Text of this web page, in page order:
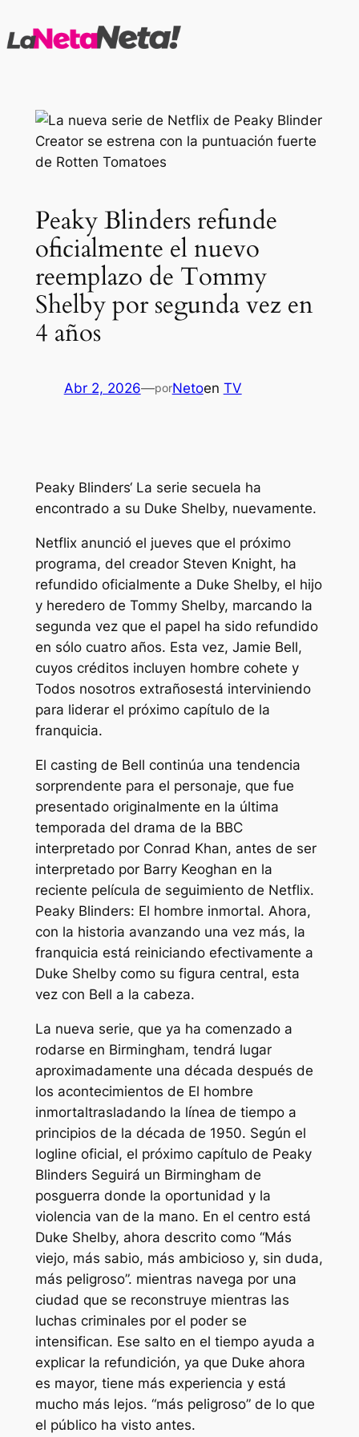
al
Peaky Blinders refunde
oficialmente el nuevo
reemplazo de Tommy
Shelby por segunda vez en
4 años
Abr 2, 2026—porNetoen TV
Peaky Blinders‘ La serie secuela ha
encontrado a su Duke Shelby, nuevamente.
Netflix anunció el jueves que el próximo
programa, del creador Steven Knight, ha
refundido oficialmente a Duke Shelby, el hijo
y heredero de Tommy Shelby, marcando la
segunda vez que el papel ha sido refundido
en sólo cuatro años. Esta vez, Jamie Bell,
cuyos créditos incluyen hombre cohete y
Todos nosotros extrañosestá interviniendo
para liderar el próximo capítulo de la
franquicia.
El casting de Bell continúa una tendencia
sorprendente para el personaje, que fue
presentado originalmente en la última
temporada del drama de la BBC
interpretado por Conrad Khan, antes de ser
interpretado por Barry Keoghan en la
reciente película de seguimiento de Netflix.
Peaky Blinders: El hombre inmortal. Ahora,
con la historia avanzando una vez más, la
franquicia está reiniciando efectivamente a
Duke Shelby como su figura central, esta
vez con Bell a la cabeza.
La nueva serie, que ya ha comenzado a
rodarse en Birmingham, tendrá lugar
aproximadamente una década después de
los acontecimientos de El hombre
inmortaltrasladando la línea de tiempo a
principios de la década de 1950. Según el
logline oficial, el próximo capítulo de Peaky
Blinders Seguirá un Birmingham de
posguerra donde la oportunidad y la
violencia van de la mano. En el centro está
Duke Shelby, ahora descrito como “Más
viejo, más sabio, más ambicioso y, sin duda,
más peligroso”. mientras navega por una
ciudad que se reconstruye mientras las
luchas criminales por el poder se
intensifican. Ese salto en el tiempo ayuda a
explicar la refundición, ya que Duke ahora
es mayor, tiene más experiencia y está
mucho más lejos. “más peligroso”de lo que
el público ha visto antes.